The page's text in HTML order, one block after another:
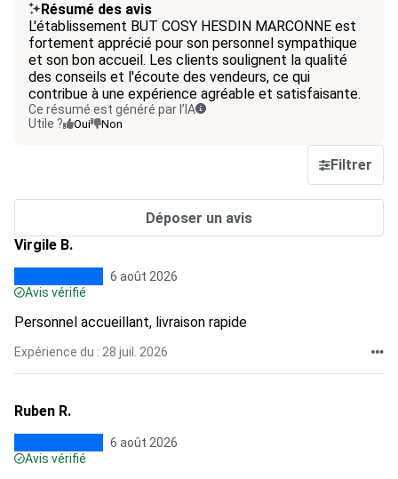
Résumé des avis
L'établissement BUT COSY HESDIN MARCONNE est
fortement apprécié pour son personnel sympathique
et son bon accueil. Les clients soulignent la qualité
des conseils et l'écoute des vendeurs, ce qui
contribue à une expérience agréable et satisfaisante.
Ce résumé est généré par l’IA
Utile ?
Oui Non
Filtrer
Déposer un avis
Virgile B.
6 août 2026
Avis vérifié
Personnel accueillant, livraison rapide
Expérience du : 28 juil. 2026
Ruben R.
6 août 2026
Avis vérifié